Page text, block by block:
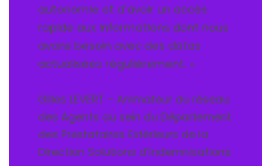
autonomie et d’avoir un accès
rapide aux informations dont nous
avons besoin avec des datas
actualisées régulièrement. »
Gilles LEVERT – Animateur du réseau
des Agents au sein du Département
des Prestataires Extérieurs de la
Direction Solutions d’Indemnisations